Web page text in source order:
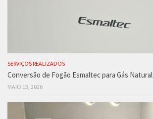
SERVIÇOS REALIZADOS
Conversão de Fogão Esmaltec para Gás Natural
MAIO 13, 2026